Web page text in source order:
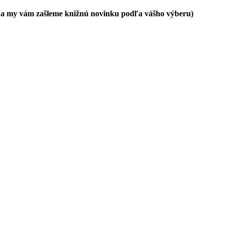
a my vám zašleme knižnú novinku podľa vášho výberu)